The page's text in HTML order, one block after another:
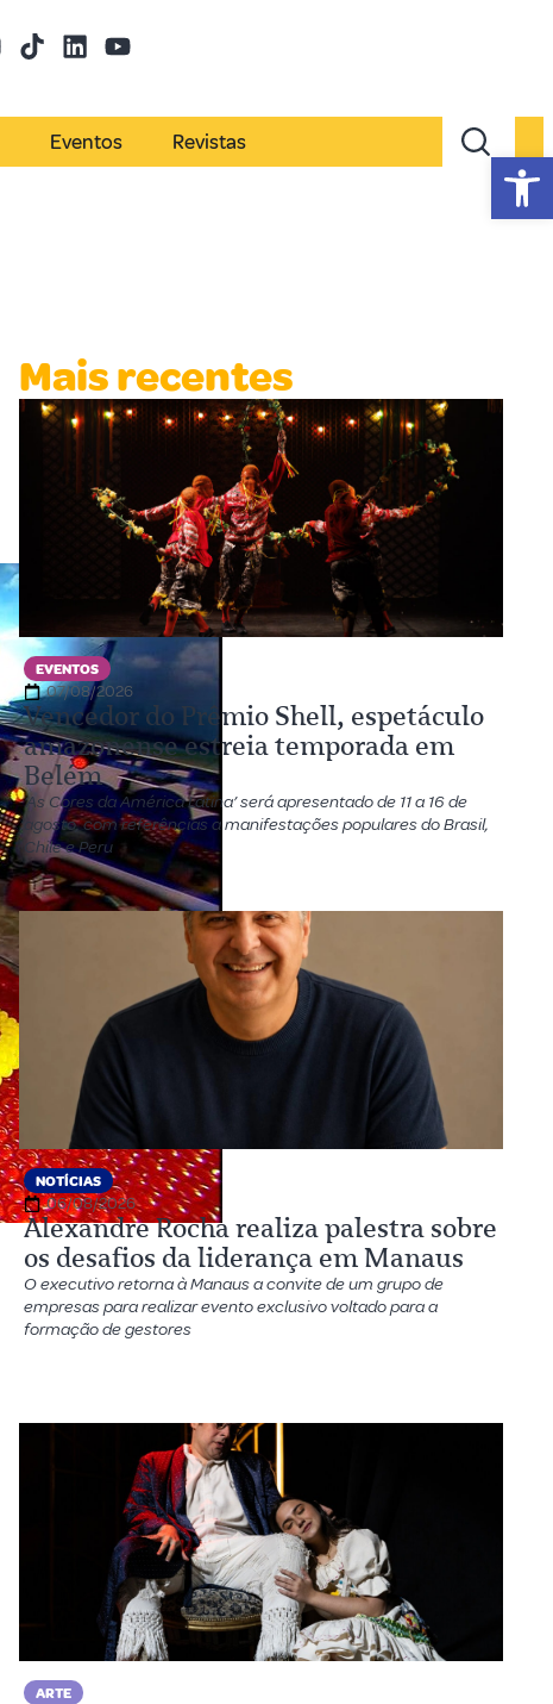
Eventos Revistas
Mais recentes
EVENTOS
07/08/2026
Vencedor do Prêmio Shell, espetáculo
amazonense estreia temporada em
Belém
‘As Cores da América Latina’ será apresentado de 11 a 16 de
agosto, com referências a manifestações populares do Brasil,
Chile e Peru
NOTÍCIAS
06/08/2026
Alexandre Rocha realiza palestra sobre
os desafios da liderança em Manaus
O executivo retorna à Manaus a convite de um grupo de
empresas para realizar evento exclusivo voltado para a
formação de gestores
ARTE